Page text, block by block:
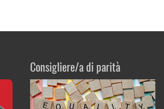
Consigliere/a di parità